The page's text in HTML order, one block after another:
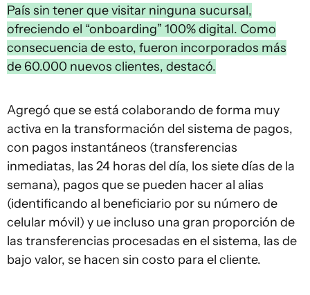
País sin tener que visitar ninguna sucursal,
ofreciendo el “onboarding” 100% digital. Como
consecuencia de esto, fueron incorporados más
de 60.000 nuevos clientes, destacó.
Agregó que se está colaborando de forma muy
activa en la transformación del sistema de pagos,
con pagos instantáneos (transferencias
inmediatas, las 24 horas del día, los siete días de la
semana), pagos que se pueden hacer al alias
(identificando al beneficiario por su número de
celular móvil) y ue incluso una gran proporción de
las transferencias procesadas en el sistema, las de
bajo valor, se hacen sin costo para el cliente.